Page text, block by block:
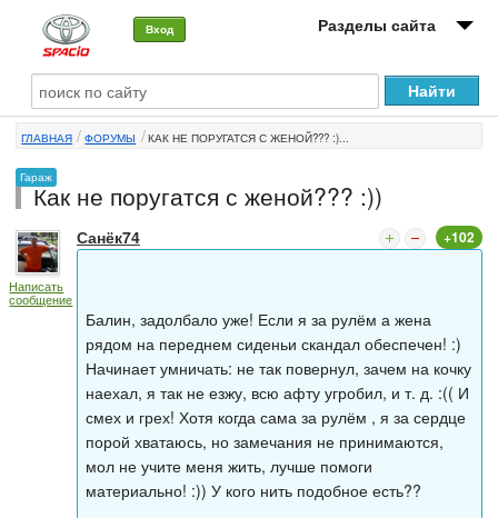
Вход Разделы сайта
О машине
Автоклуб
Форумы
Сервисы и услуги
Новости
ГЛАВНАЯ ФОРУМЫ КАК НЕ ПОРУГАТСЯ С ЖЕНОЙ??? :)...
Гараж
Как не поругатся с женой??? :))
Написать
сообщение
Санёк74 +102
Балин, задолбало уже! Если я за рулём а жена
рядом на переднем сиденьи скандал обеспечен! :)
Начинает умничать: не так повернул, зачем на кочку
наехал, я так не езжу, всю афту угробил, и т. д. :(( И
смех и грех! Хотя когда сама за рулём , я за сердце
порой хватаюсь, но замечания не принимаются,
мол не учите меня жить, лучше помоги
материально! :)) У кого нить подобное есть??